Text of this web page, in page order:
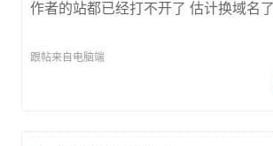
作者的站都已经打不开了 估计换域名
跟帖来自电脑端